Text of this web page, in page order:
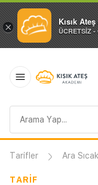
× Kısık
ÜCRETSİZ
sorgusu
Tarifler Ara
TARIF